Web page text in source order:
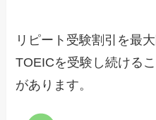
リピート受験割引を最
TOEICを受験し続ける
があります。